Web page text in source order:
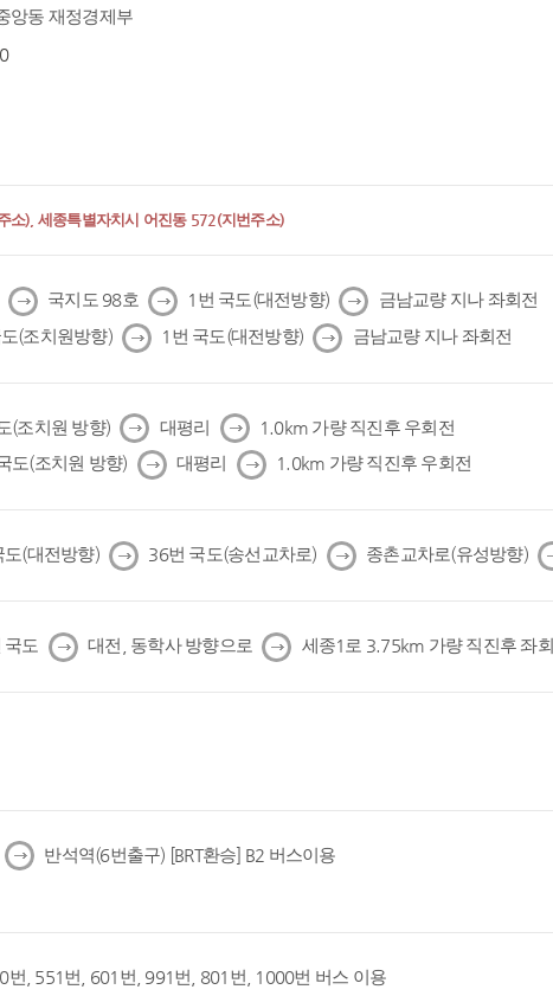
앙동 재정경제부
소), 세종특별자치시 어진동 572(지번주소)
다
음
국지도 98호 다
음
1번 국도(대전방향) 다
음
금남교량 지나 좌회전
(조치원방향) 다
음
1번 국도(대전방향) 다
음
금남교량 지나 좌회전
(조치원 방향) 다
음
대평리 다
음
1.0km 가량 직진후 우회전
도(조치원 방향) 다
음
대평리 다
음
1.0km 가량 직진후 우회전
도(대전방향) 다
음
36번 국도(송선교차로) 다
음
종촌교차로(유성방향) 다
음
국도 다
음
대전, 동학사 방향으로 다
음
세종1로 3.75km 가량 직진후 좌
다
음
반석역(6번출구) [BRT환승] B2 버스이용
번, 551번, 601번, 991번, 801번, 1000번 버스 이용